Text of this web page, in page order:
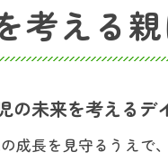
考える
の未来を考えるデ
成長を見守るうえで